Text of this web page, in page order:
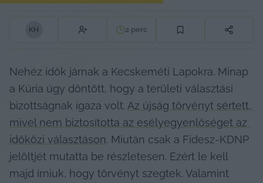
KH 2 perc
Nehéz idők járnak a Kecskeméti Lapokra. Minap
a Kúria úgy döntött, hogy a területi választási
bizottságnak igaza volt. Az újság törvényt sértett,
mivel nem biztosította az esélyegyenlőséget az
időközi választáson. Miután csak a Fidesz-KDNP
jelöltjét mutatta be részletesen. Ezért le kell
majd írniuk, hogy törvényt szegtek. Valamint